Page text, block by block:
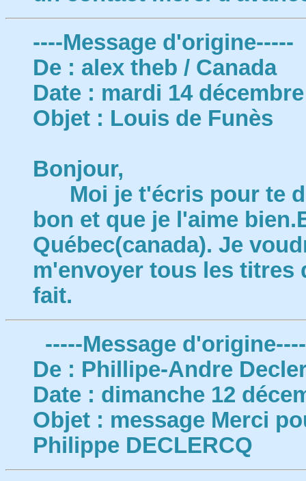
----Message d'origine-----
De : alex theb / Canada
Date : mardi 14
Objet : Louis de Funès
Bonjour,
Moi je t'écris pour te
bon et que je l'aime
Québec(canada). Je
m'envoyer tous les titres
fait.
-----Message
De : Phillipe-Andre
Date : dimanche 12
Objet : message Merci
Philippe DECLERCQ